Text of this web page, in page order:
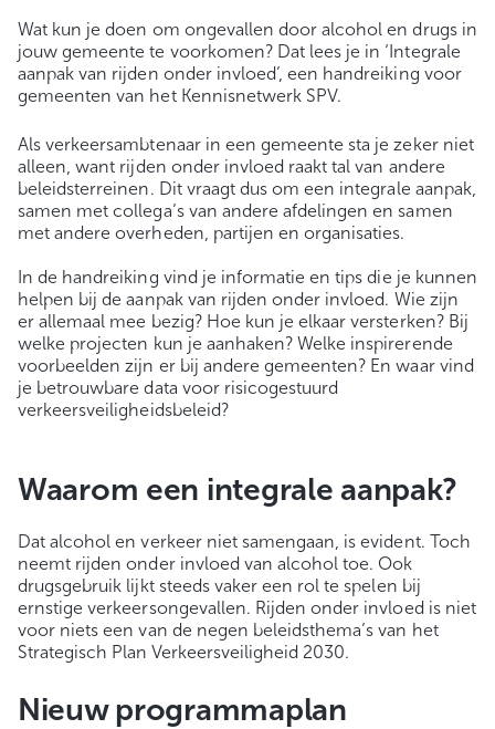
Wat kun je doen om ongevallen door alcohol en drugs in
jouw gemeente te voorkomen? Dat lees je in ‘Integrale
aanpak van rijden onder invloed’, een handreiking voor
gemeenten van het Kennisnetwerk SPV.
Als verkeersambtenaar in een gemeente sta je zeker niet
alleen, want rijden onder invloed raakt tal van andere
beleidsterreinen. Dit vraagt dus om een integrale aanpak,
samen met collega’s van andere afdelingen en samen
met andere overheden, partijen en organisaties.
In de handreiking vind je informatie en tips die je kunnen
helpen bij de aanpak van rijden onder invloed. Wie zijn
er allemaal mee bezig? Hoe kun je elkaar versterken? Bij
welke projecten kun je aanhaken? Welke inspirerende
voorbeelden zijn er bij andere gemeenten? En waar vind
je betrouwbare data voor risicogestuurd
verkeersveiligheidsbeleid?
Waarom een integrale aanpak?
Dat alcohol en verkeer niet samengaan, is evident. Toch
neemt rijden onder invloed van alcohol toe. Ook
drugsgebruik lijkt steeds vaker een rol te spelen bij
ernstige verkeersongevallen. Rijden onder invloed is niet
voor niets een van de negen beleidsthema’s van het
Strategisch Plan Verkeersveiligheid 2030.
Nieuw programmaplan